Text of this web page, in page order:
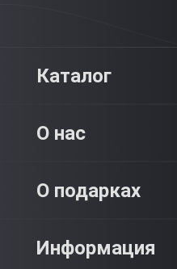
Каталог
О нас
О
О подарках
Как это
Информация